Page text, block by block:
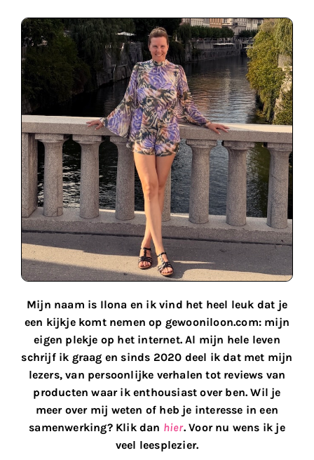
Mijn naam is Ilona en ik vind het heel leuk dat je
een kijkje komt nemen op gewooniloon.com: mijn
eigen plekje op het internet. Al mijn hele leven
schrijf ik graag en sinds 2020 deel ik dat met mijn
lezers, van persoonlijke verhalen tot reviews van
producten waar ik enthousiast over ben. Wil je
meer over mij weten of heb je interesse in een
samenwerking? Klik dan hier. Voor nu wens ik je
veel leesplezier.